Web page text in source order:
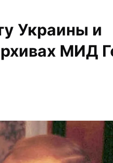
Украины и
МИД